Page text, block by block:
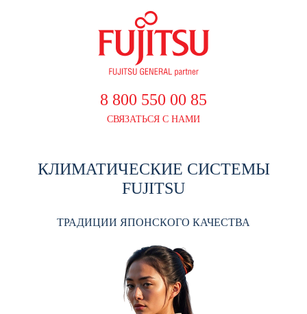
8 800 550 00 85
СВЯЗАТЬСЯ С НАМИ
КЛИМАТИЧЕСКИЕ СИСТЕМЫ
FUJITSU
ТРАДИЦИИ ЯПОНСКОГО КАЧЕСТВА